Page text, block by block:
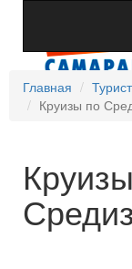
Главная
Круизы по